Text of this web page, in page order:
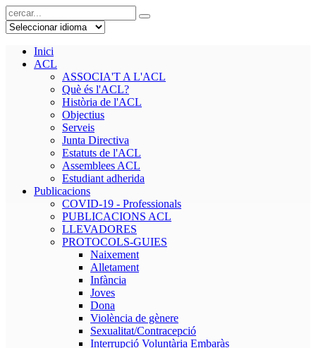
Inici
ACL
ASSOCIA'T A L'ACL
Què és l'ACL?
Història de l'ACL
Objectius
Serveis
Junta Directiva
Estatuts de l'ACL
Assemblees ACL
Estudiant adherida
Publicacions
COVID-19 - Professionals
PUBLICACIONS ACL
LLEVADORES
PROTOCOLS-GUIES
Naixement
Alletament
Infància
Joves
Dona
Violència de gènere
Sexualitat/Contracepció
Interrupció Voluntària Embaràs